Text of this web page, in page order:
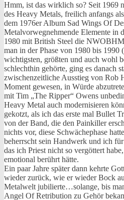
Hmm, ist das wirklich so? Seit 1969
des Heavy Metals, freilich anfangs
dem 1976er Album Sad Wings Of
Metalvorwegnehmende Elemente in
1980 mit British Steel die
man in der Phase von 1980 bis
wichtigsten, größten und auch wohl
schlechthin gehörte, ging es danach
zwischenzeitliche Ausstieg von Rob
Moment gewesen, in Würde
mit Tim „The Ripper“ Owens
Heavy Metal auch modernisieren
gekotzt, als ich das erste mal Bullet
von der Band, die den Painkiller
nichts vor, diese Schwächephase
beherrscht sein Handwerk und ich
das ich Priest nicht so vergöttert
emotional berührt hätte.
Ein paar Jahre später dann kehrte
wieder zurück, wie er wieder Bock
Metalwelt jubilierte…solange, bis
Angel Of Retribution zu Gehör